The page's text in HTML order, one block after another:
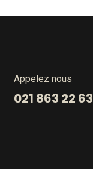
Appelez nous
021 863 22 63